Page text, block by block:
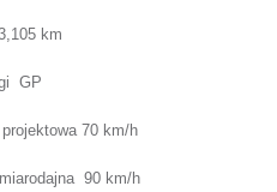
km
GP
70 km/h
90 km/h